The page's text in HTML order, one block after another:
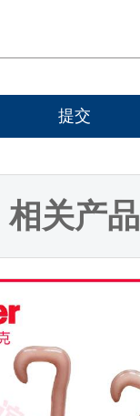
提交
相关产品